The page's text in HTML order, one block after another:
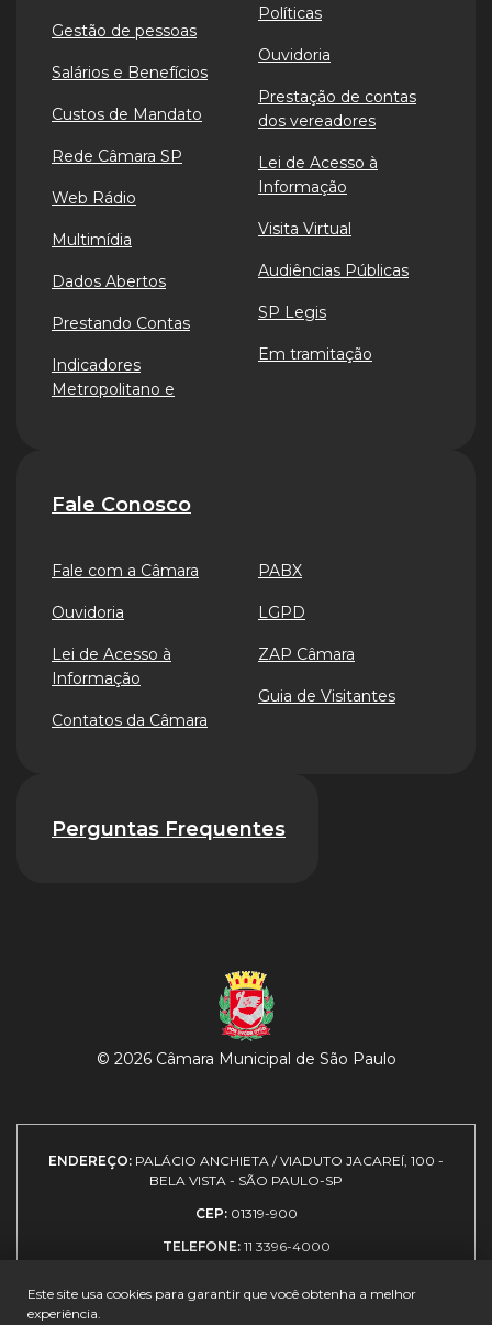
Gestão de pessoas
Salários e Benefícios
Custos de Mandato
Rede Câmara SP
Web Rádio
Multimídia
Dados Abertos
Prestando Contas
Indicadores
Metropolitano e
Políticas
Ouvidoria
Prestação de contas
dos vereadores
Lei de Acesso à
Informação
Visita Virtual
Audiências Públicas
SP Legis
Em tramitação
Fale Conosco
Fale com a Câmara
Ouvidoria
Lei de Acesso à
Informação
Contatos da Câmara
PABX
LGPD
ZAP Câmara
Guia de Visitantes
Perguntas Frequentes
© 2026 Câmara Municipal de São Paulo
ENDEREÇO: PALÁCIO ANCHIETA / VIADUTO JACAREÍ, 100 -
BELA VISTA - SÃO PAULO-SP
CEP: 01319-900
TELEFONE: 11 3396-4000
Este site usa cookies para garantir que você obtenha a melhor
experiência.